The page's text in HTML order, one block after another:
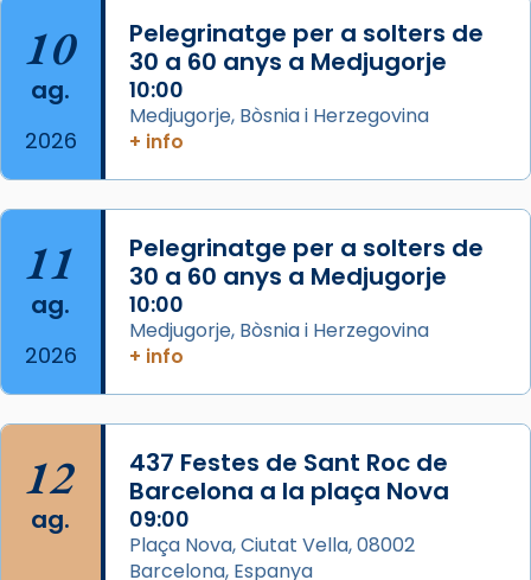
Mons. David Abadías.
📸 Dr. G. Simón
Photo
2 weeks ago
Memòria de les santes Juliana i
Semproniana, verges i màrtirs.
Acompanyant la història de sant Cugat, a
partir de l’Edat Mitjana sorgeix la tradició
que les santes Juliana (“relatiu a Júlia”) i
Semproniana (“relatiu a Semprònia =
eterna”) són deixebles seves. I l’any 1667, el
frare Joan Gaspar Roig, afirma en una obra
que les santes són filles de l’antiga Iluro.
Mataró en reivindicarà les relíquies fins que
10
ag.
2026
Pelegrinatge per a solters de
30 a 60 anys a Medjugorje
10:00
Medjugorje, Bòsnia i Herzegovina
+ info
11
ag.
2026
Pelegrinatge per a solters de
30 a 60 anys a Medjugorje
10:00
Medjugorje, Bòsnia i Herzegovina
+ info
12
ag.
437 Festes de Sant Roc de
Barcelona a la plaça Nova
09:00
Plaça Nova, Ciutat Vella, 08002
Barcelona, Espanya